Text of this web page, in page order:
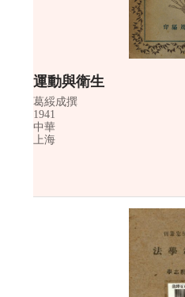
運動與衛生
葛綏成撰
1941
中華
上海